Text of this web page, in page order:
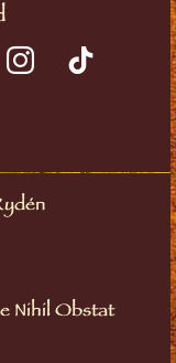
Nihil Obstat